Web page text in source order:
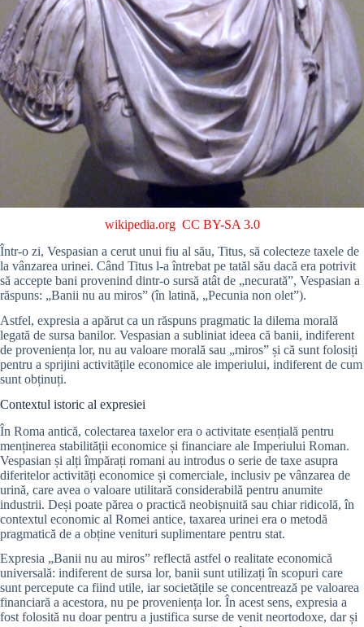
wikipedia.org CC BY-SA 3.0
Într-o zi, Vespasian a cerut unui fiu al său, Titus, să colecteze taxele de
la vânzarea urinei. Când Titus l-a întrebat pe tatăl său dacă era potrivit
să accepte bani provenind dintr-o sursă atât de „necurată”, Vespasian a
răspuns: „Banii nu au miros” (în latină, „Pecunia non olet”).
Astfel, expresia a apărut ca un răspuns pragmatic la dilema morală
legată de sursa banilor. Vespasian a subliniat ideea că banii, indiferent
de proveniența lor, nu au valoare morală sau „miros” și că sunt folosiți
pentru a sprijini activitățile economice ale imperiului, indiferent de cum
sunt obținuți.
Contextul istoric al expresiei
În Roma antică, colectarea taxelor era o activitate esențială pentru
menținerea stabilității economice și financiare ale Imperiului Roman.
Vespasian și alți împărați romani au introdus o serie de taxe asupra
diferitelor activități economice și comerciale, inclusiv pe vânzarea de
urină, care avea o valoare utilitară considerabilă pentru anumite
industrii. Deși poate părea o practică neobișnuită sau chiar ridicolă, în
contextul economic al Romei antice, taxarea urinei era o metodă
pragmatică de a obține venituri suplimentare pentru stat.
Expresia „Banii nu au miros” reflectă astfel o realitate economică
universală: indiferent de sursa lor, banii sunt utilizați în scopuri care
sunt percepute ca fiind utile, iar societățile se concentrează pe valoarea
financiară a acestora, nu pe proveniența lor. În acest sens, expresia a
fost folosită nu doar pentru a justifica surse de venit neortodoxe, dar și